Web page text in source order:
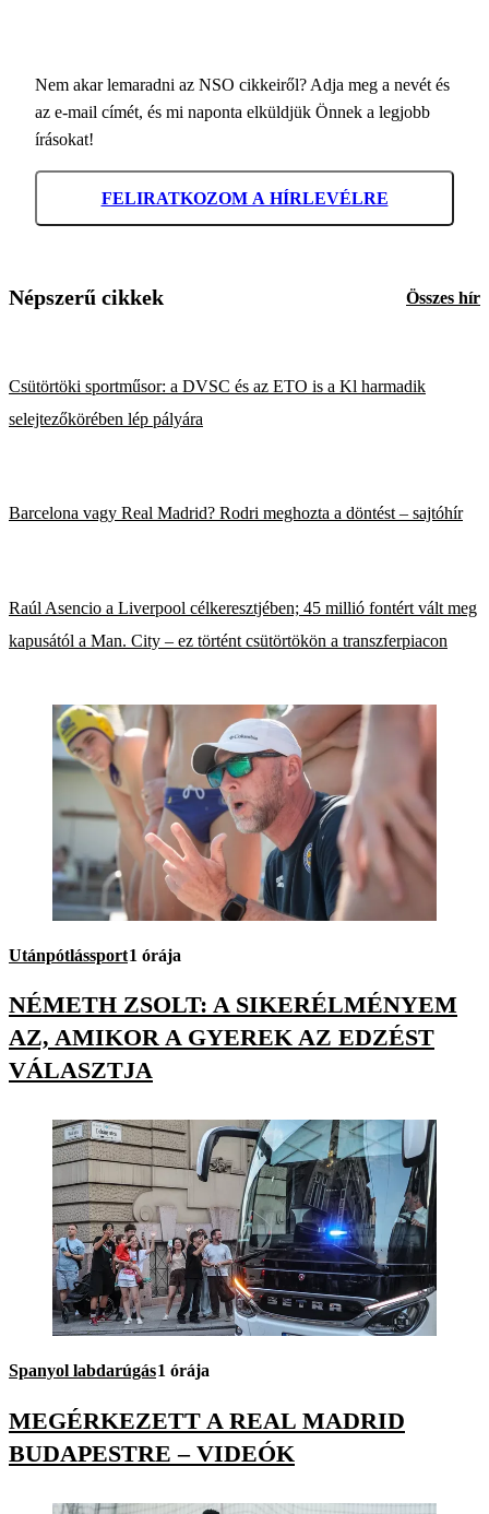
Nem akar lemaradni az NSO cikkeiről? Adja meg a nevét és
az e-mail címét, és mi naponta elküldjük Önnek a legjobb
írásokat!
FELIRATKOZOM A HÍRLEVÉLRE
Népszerű cikkek Összes hír
Csütörtöki sportműsor: a DVSC és az ETO is a Kl harmadik
selejtezőkörében lép pályára
Barcelona vagy Real Madrid? Rodri meghozta a döntést – sajtóhír
Raúl Asencio a Liverpool célkeresztjében; 45 millió fontért vált meg
kapusától a Man. City – ez történt csütörtökön a transzferpiacon
Utánpótlássport1 órája
NÉMETH ZSOLT: A SIKERÉLMÉNYEM
AZ, AMIKOR A GYEREK AZ EDZÉST
VÁLASZTJA
Spanyol labdarúgás1 órája
MEGÉRKEZETT A REAL MADRID
BUDAPESTRE – VIDEÓK